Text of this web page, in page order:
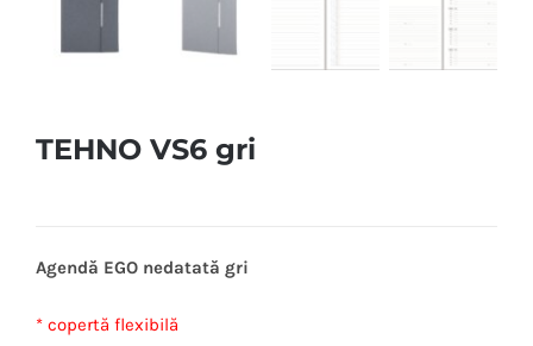
TEHNO VS6 gri
Agendă EGO nedatată gri
* copertă flexibilă